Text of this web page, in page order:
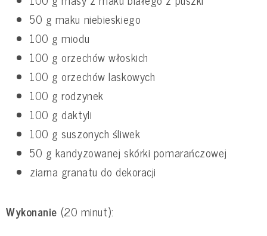
50 g maku niebieskiego
100 g miodu
100 g orzechów włoskich
100 g orzechów laskowych
100 g rodzynek
100 g daktyli
100 g suszonych śliwek
50 g kandyzowanej skórki pomarańczowej
ziarna granatu do dekoracji
Wykonanie (20 minut):